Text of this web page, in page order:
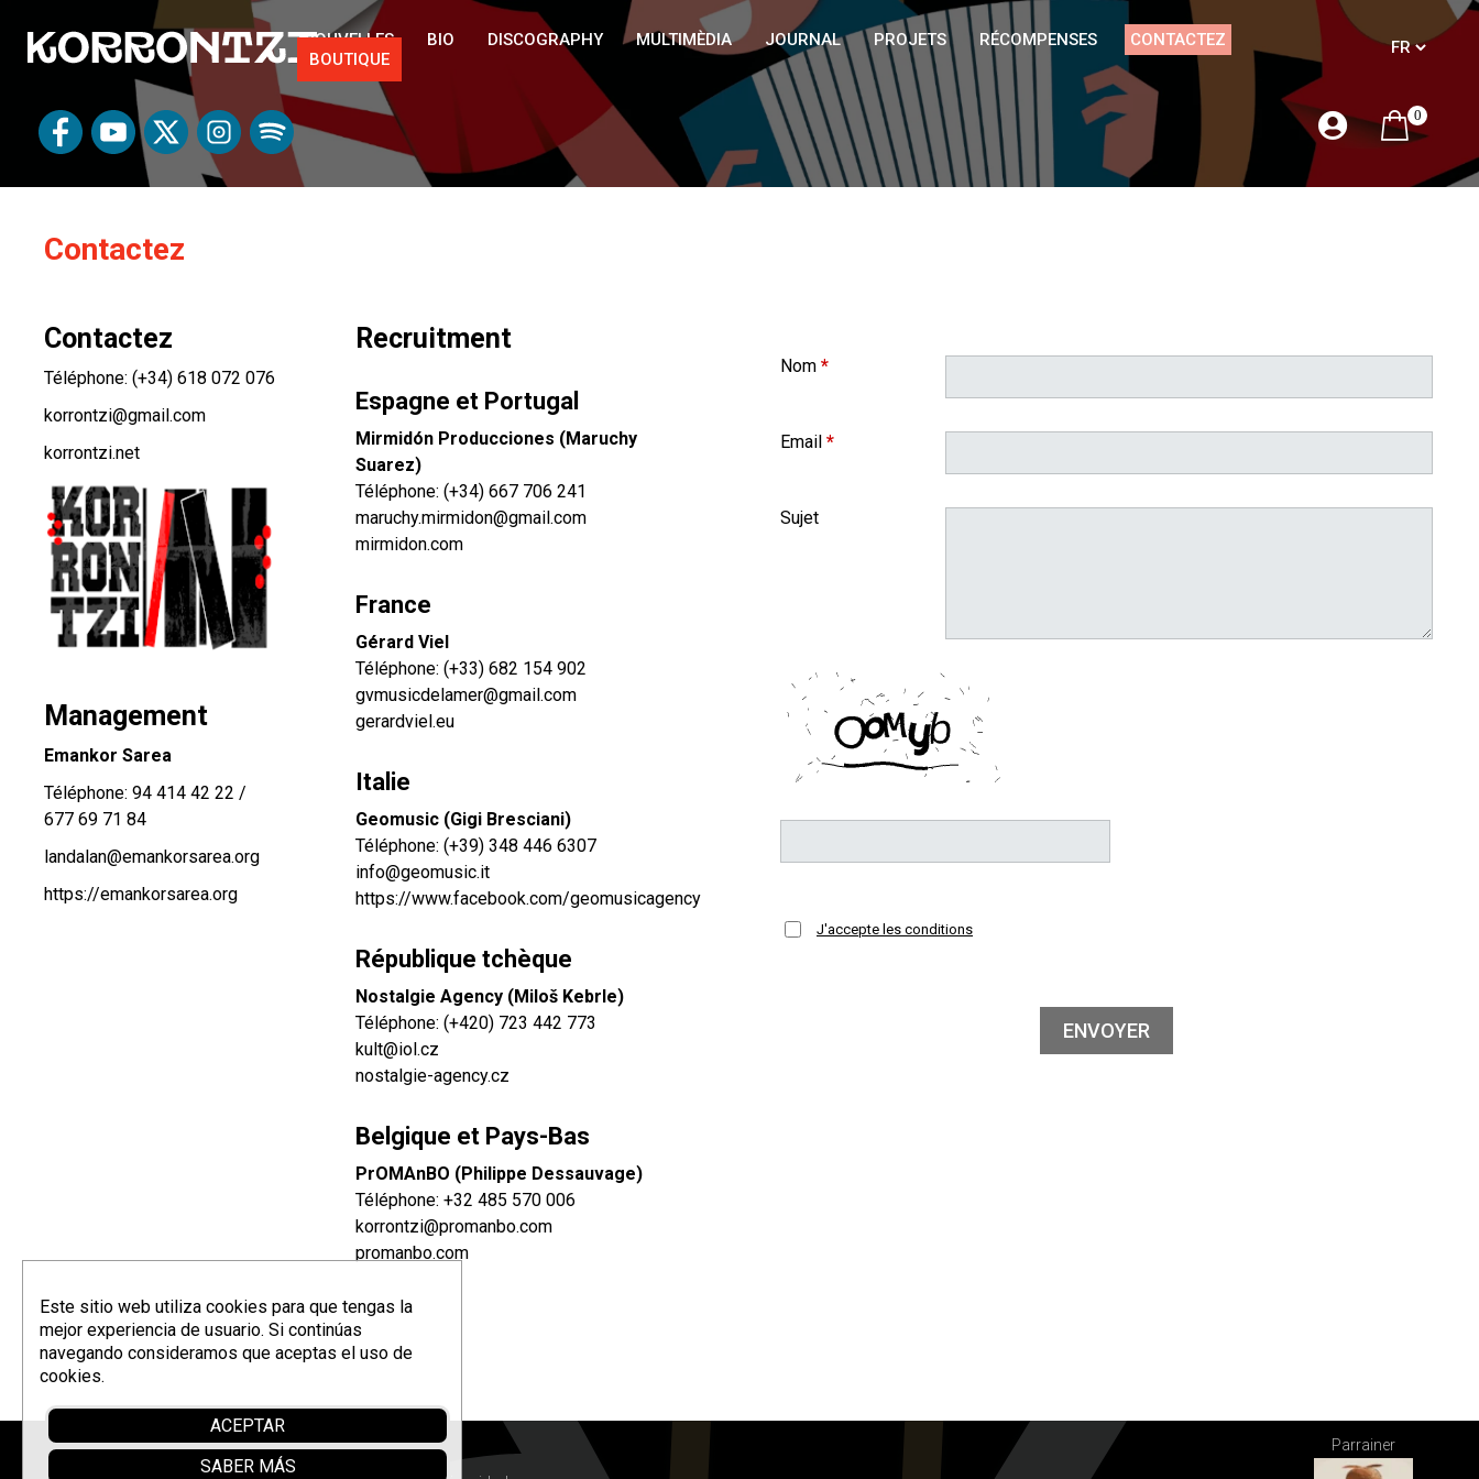
NOUVELLES BIO DISCOGRAPHY MULTIMÈDIA JOURNAL PROJETS RÉCOMPENSES
CONTACTEZ
BOUTIQUE
0
Contactez
Contactez
Téléphone: (+34) 618 072 076
korrontzi@gmail.com
korrontzi.net
Management
Emankor Sarea
Téléphone: 94 414 42 22 /
677 69 71 84
landalan@emankorsarea.org
https://emankorsarea.org
Recruitment
Espagne et Portugal
Mirmidón Producciones (Maruchy
Suarez)
Téléphone: (+34) 667 706 241
maruchy.mirmidon@gmail.com
mirmidon.com
France
Gérard Viel
Téléphone: (+33) 682 154 902
gvmusicdelamer@gmail.com
gerardviel.eu
Italie
Geomusic (Gigi Bresciani)
Téléphone: (+39) 348 446 6307
info@geomusic.it
https://www.facebook.com/geomusicagency
République tchèque
Nostalgie Agency (Miloš Kebrle)
Téléphone: (+420) 723 442 773
kult@iol.cz
nostalgie-agency.cz
Belgique et Pays-Bas
PrOMAnBO (Philippe Dessauvage)
Téléphone: +32 485 570 006
korrontzi@promanbo.com
promanbo.com
Nom *
Email *
Sujet
J'accepte les conditions
Parrainer
Este sitio web utiliza cookies para que tengas la
mejor experiencia de usuario. Si continúas
navegando consideramos que aceptas el uso de
cookies.
ACEPTAR
SABER MÁS